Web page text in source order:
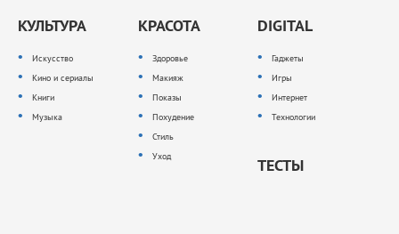
КУЛЬТУРА
Искусство
Кино и сериалы
Книги
Музыка
КРАСОТА
Здоровье
Макияж
Показы
Похудение
Стиль
Уход
DIGITAL
Гаджеты
Игры
Интернет
Технологии
ТЕСТЫ